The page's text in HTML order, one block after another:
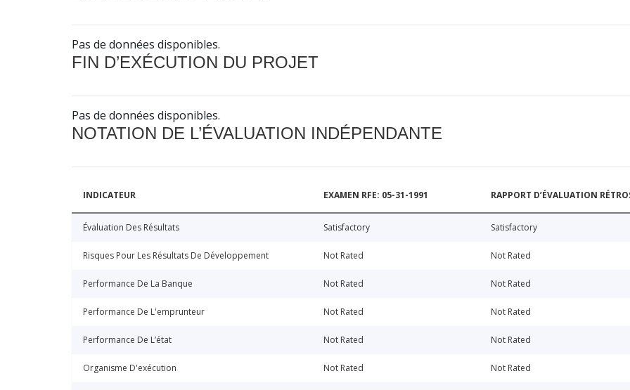
Pas de données disponibles.
FIN D’EXÉCUTION DU PROJET
Pas de données disponibles.
NOTATION DE L’ÉVALUATION INDÉPENDANTE
INDICATEUR EXAMEN RFE: 05-31-1991 RAPPORT D’ÉVALUATION
Évaluation Des Résultats Satisfactory Satisfactory
Risques Pour Les Résultats De Développement Not Rated Not Rated
Performance De La Banque Not Rated Not Rated
Performance De L'emprunteur Not Rated Not Rated
Performance De L’état Not Rated Not Rated
Organisme D'exécution Not Rated Not Rated